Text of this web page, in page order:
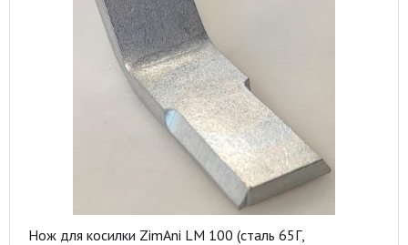
Нож для косилки ZimAni LM 100 (сталь 65Г,